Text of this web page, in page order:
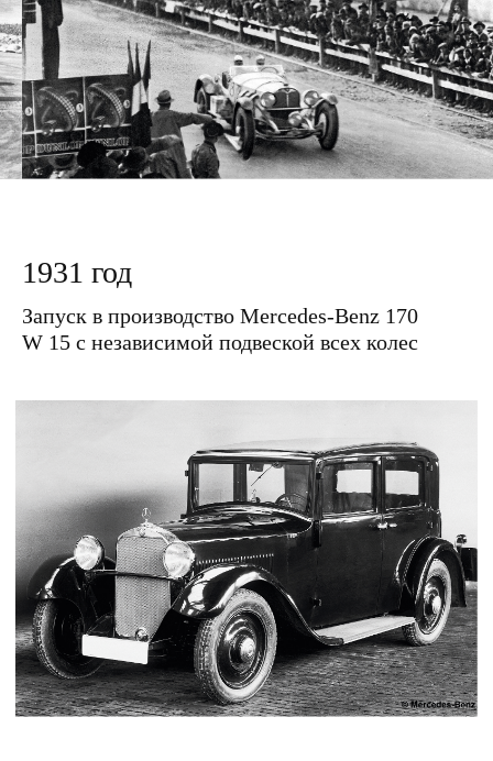
1931 год
Запуск в производство Mercedes-Benz 170
W 15 с независимой подвеской всех колес